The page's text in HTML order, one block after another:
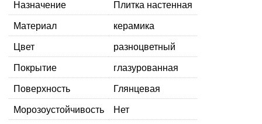
Назначение
Плитка настенная
Материал
керамика
Цвет
разноцветный
Покрытие
глазурованная
Поверхность
Глянцевая
Морозоустойчивость
Нет